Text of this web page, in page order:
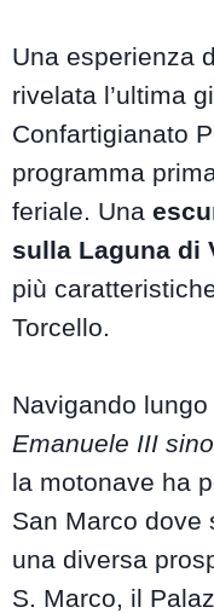
Una esperienza
rivelata l’ultima
Confartigianato
programma
feriale. Una
sulla Laguna di
più
Torcello.
Navigando lungo
Emanuele III
la motonave ha
San Marco dove
una diversa
S. Marco, il